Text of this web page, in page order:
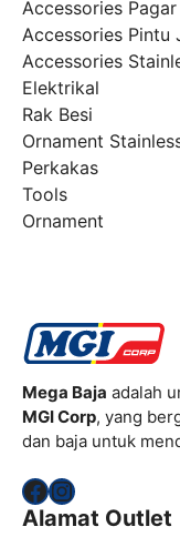
Accessories Pagar
Accessories Pintu
Accessories
Elektrikal
Rak Besi
Ornament
Perkakas
Tools
Ornament
Mega Baja adalah
MGI Corp, yang
dan baja untuk
Facebook
Instagram
Alamat Outlet